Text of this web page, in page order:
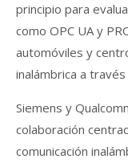
principio para
como OPC UA y
automóviles y
inalámbrica a través
Siemens y
colaboración
comunicación